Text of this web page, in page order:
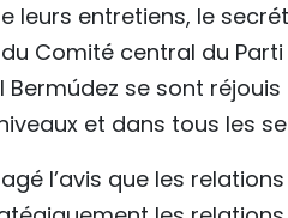
leurs entretiens, le
Comité central du
Bermúdez se sont
et dans tous les
l’avis que les